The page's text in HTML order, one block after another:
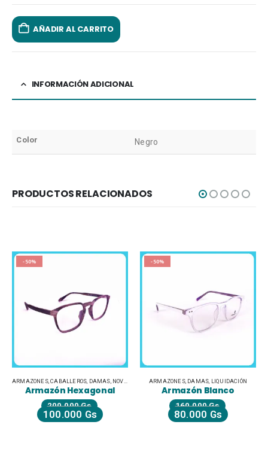
AÑADIR AL CARRITO
INFORMACIÓN ADICIONAL
Color Negro
PRODUCTOS RELACIONADOS
-50%
ARMAZONES,CABALLEROS DAMAS NOVEDADES
Armazón Hexagonal
200.000Gs
100.000 Gs
-50%
ARMAZONES, DAMAS LIQUIDACIÓN
Armazón Blanco
160.000Gs
80.000 Gs